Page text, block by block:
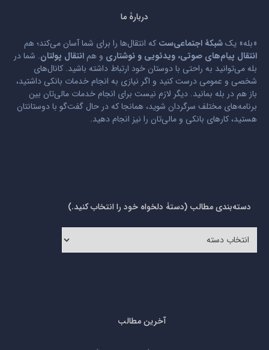
دربارۀ ما
«بله» یکشبکۀ اجتماعی‌ست که انتقال‌ها را برای شما آسان می‌کند؛ هم
انتقال پیام‌های صوتی، ویدئویی و نوشتاری و هم انتقال پولتان. شما در
بله می‌توانید به راحتی با دوستان خود ارتباط داشته باشید. کانال‌های
شخصی و عمومی درست کنید و اگر نیازی به انجام خدمات بانکی داشتید،
باز هم در بله بمانید. دیگر لازم نیست برای انجام خدمات مالی‌تان بین
برنامه‌های مختلف سرگردان شوید، همانجا که در حال گفت‌گو با دوستانتان
هستید، کارهای بانکی و مالی‌تان را نیز انجام دهید.
دسته‌بندی مطالب (دستۀ دلخواه خود را انتخاب کنید.)
مطالب
آخرین مطالب